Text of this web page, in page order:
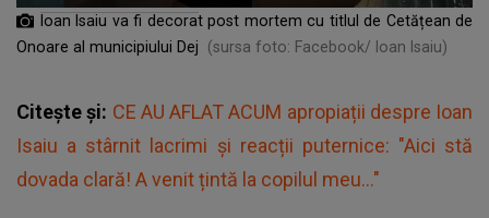
Ioan Isaiu va fi decorat post mortem cu titlul de Cetățean de
Onoare al municipiului Dej
(sursa foto: Facebook/ Ioan Isaiu)
Citește și: CE AU AFLAT ACUM apropiații despre Ioan
Isaiu a stârnit lacrimi și reacții puternice: "Aici stă
dovada clară! A venit țintă la copilul meu..."